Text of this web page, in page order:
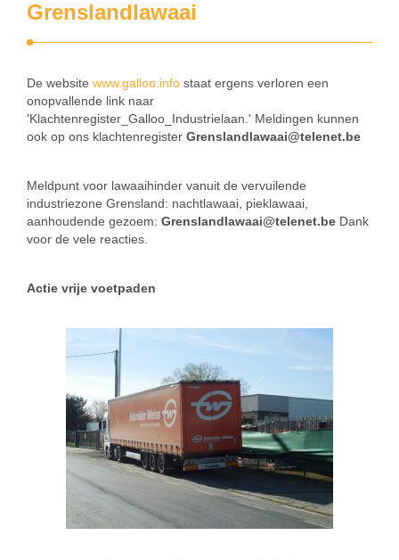
Grenslandlawaai
De website www.galloo.info staat ergens verloren een
onopvallende link naar
'Klachtenregister_Galloo_Industrielaan.' Meldingen kunnen
ook op ons klachtenregister Grenslandlawaai@telenet.be
Meldpunt voor lawaaihinder vanuit de vervuilende
industriezone Grensland: nachtlawaai, pieklawaai,
aanhoudende gezoem: Grenslandlawaai@telenet.be Dank
voor de vele reacties.
Actie vrije voetpaden